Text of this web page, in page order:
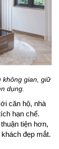
không gian, giữ
dụng.
căn hộ, nhà
hạn chế.
tiện hơn,
đẹp mắt.